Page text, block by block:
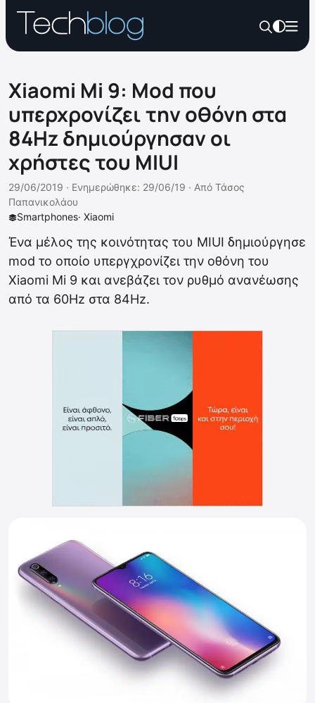
Xiaomi Mi 9: Mod που
υπερχρονίζει την οθόνη στα
84Hz δημιούργησαν οι
χρήστες του MIUI
Smartphones· Xiaomi
29/06/2019 · Ενημερώθηκε: 29/06/19 · Από Τάσος
Παπανικολάου
Ένα μέλος της κοινότητας του MIUI δημιούργησε
mod το οποίο υπεργχρονίζει την οθόνη του
Xiaomi Mi 9 και ανεβάζει τον ρυθμό ανανέωσης
από τα 60Hz στα 84Hz.